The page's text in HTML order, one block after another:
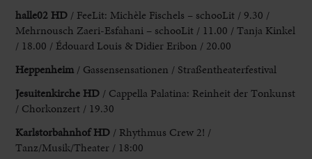
halle02 HD / FeeLit: Michèle Fischels – schooLit / 9.30 /
Mehrnousch Zaeri-Esfahani – schooLit / 11.00 / Tanja Kinkel
/ 18.00 / Édouard Louis & Didier Eribon / 20.00
Heppenheim / Gassensensationen / Straßentheaterfestival
Jesuitenkirche HD / Cappella Palatina: Reinheit der Tonkunst
/ Chorkonzert / 19.30
Karlstorbahnhof HD / Rhythmus Crew 2! /
Tanz/Musik/Theater / 18:00